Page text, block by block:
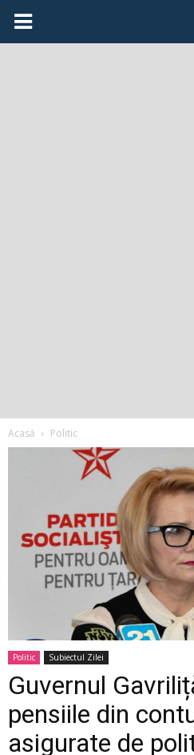
Acasă Politic
Politic Subiectul Zilei
Guvernul
pensiile din
asigurate de